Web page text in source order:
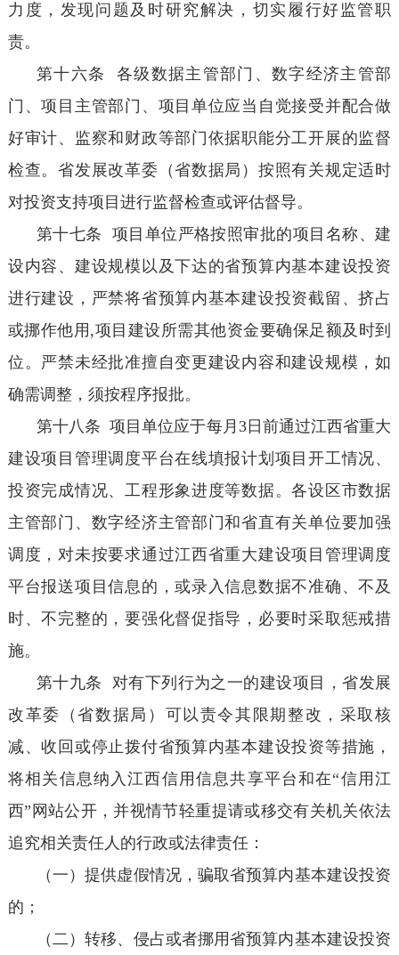
力度，发现问题及时研究解决，切实履行好监管职
责。
第十六条 各级数据主管部门、数字经济主管部
门、项目主管部门、项目单位应当自觉接受并配合做
好审计、监察和财政等部门依据职能分工开展的监督
检查。省发展改革委（省数据局）按照有关规定适时
对投资支持项目进行监督检查或评估督导。
第十七条 项目单位严格按照审批的项目名称、建
设内容、建设规模以及下达的省预算内基本建设投资
进行建设，严禁将省预算内基本建设投资截留、挤占
或挪作他用,项目建设所需其他资金要确保足额及时到
位。严禁未经批准擅自变更建设内容和建设规模，如
确需调整，须按程序报批。
第十八条 项目单位应于每月3日前通过江西省重大
建设项目管理调度平台在线填报计划项目开工情况、
投资完成情况、工程形象进度等数据。各设区市数据
主管部门、数字经济主管部门和省直有关单位要加强
调度，对未按要求通过江西省重大建设项目管理调度
平台报送项目信息的，或录入信息数据不准确、不及
时、不完整的，要强化督促指导，必要时采取惩戒措
施。
第十九条 对有下列行为之一的建设项目，省发展
改革委（省数据局）可以责令其限期整改，采取核
减、收回或停止拨付省预算内基本建设投资等措施，
将相关信息纳入江西信用信息共享平台和在“信用江
西”网站公开，并视情节轻重提请或移交有关机关依法
追究相关责任人的行政或法律责任：
（一）提供虚假情况，骗取省预算内基本建设投资
的；
（二）转移、侵占或者挪用省预算内基本建设投资